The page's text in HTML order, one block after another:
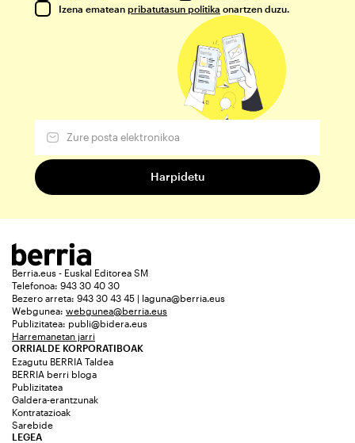
Izena ematean pribatutasun politika onartzen duzu.
Berria.eus - Euskal Editorea SM
Telefonoa: 943 30 40 30
Bezero arreta: 943 30 43 45 | laguna@berria.eus
Webgunea: webgunea@berria.eus
Publizitatea: publi@bidera.eus
Harremanetan jarri
ORRIALDE KORPORATIBOAK
Ezagutu BERRIA Taldea
BERRIA berri bloga
Publizitatea
Galdera-erantzunak
Kontratazioak
Sarebide
LEGEA